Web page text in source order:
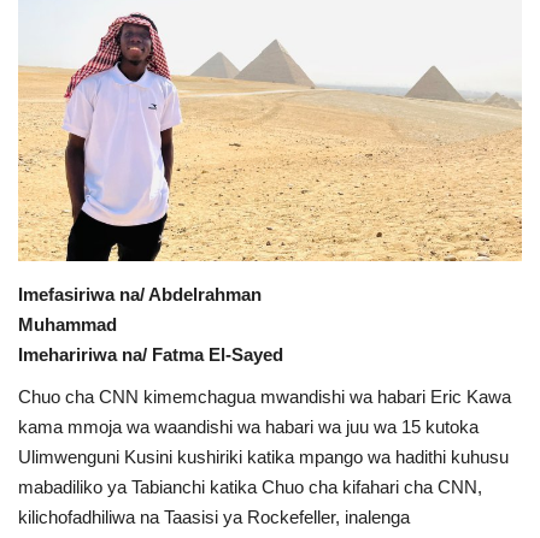
Urithi wa Nasser
Habari
Harakati ya Nasser kwa Vijana
Kanuni na Masharti ya Udhamini wa
Nasser
Udhamini wa Nasser
Nyaraka na Marejeleo
Waanzilishi
Raia wa ulimwengu mzima
Imefasiriwa na/ Abdelrahman
Muhammad
Imehaririwa na/ Fatma El-Sayed
Chuo cha CNN kimemchagua mwandishi wa habari Eric Kawa
kama mmoja wa waandishi wa habari wa juu wa 15 kutoka
Ulimwenguni Kusini kushiriki katika mpango wa hadithi kuhusu
mabadiliko ya Tabianchi katika Chuo cha kifahari cha CNN,
kilichofadhiliwa na Taasisi ya Rockefeller, inalenga